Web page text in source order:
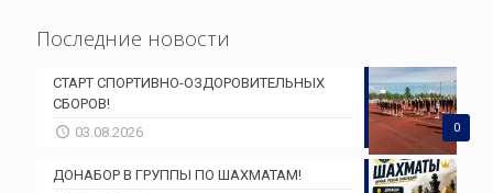
Последние новости
0
СТАРТ СПОРТИВНО-ОЗДОРОВИТЕЛЬНЫХ
СБОРОВ!
03.08.2026
ДОНАБОР В ГРУППЫ ПО ШАХМАТАМ!